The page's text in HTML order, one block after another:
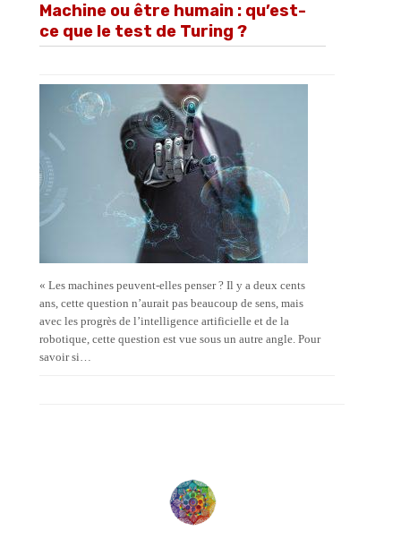
Machine ou être humain : qu’est-
ce que le test de Turing ?
« Les machines peuvent-elles penser ? Il y a deux cents
ans, cette question n’aurait pas beaucoup de sens, mais
avec les progrès de l’intelligence artificielle et de la
robotique, cette question est vue sous un autre angle. Pour
savoir si…